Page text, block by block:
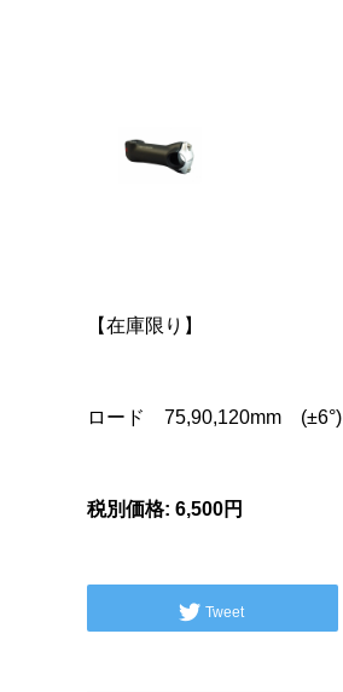
【在庫限り】
ロード 75,90,120mm (±6°)
税別価格: 6,500円
Tweet